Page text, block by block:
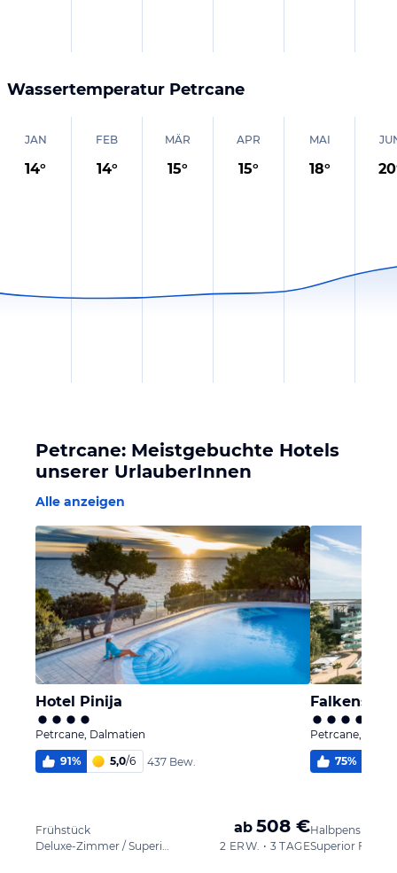
Wassertemperatur Petrcane
JAN
14°
FEB
14°
MÄR
15°
APR
15°
MAI
18° 20
Petrcane: Meistgebuchte Hotels
unserer UrlauberInnen
Alle anzeigen
Hotel Pinija
Petrcane, Dalmatien
91% 5,0/6 437 Bew.
Frühstück
Deluxe-Zimmer / Superior
ab 508 €
2 ERW. • 3 TAGE
Petrcane,
75%
Halbpension